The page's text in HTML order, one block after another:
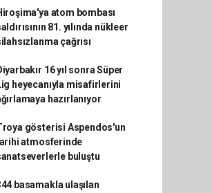
atom bombası
81. yılında nükleer
çağrısı
16 yıl sonra Süper
heyecanıyla misafirlerini
hazırlanıyor
gösterisi Aspendos'un
atmosferinde
buluştu
basamakla ulaşılan